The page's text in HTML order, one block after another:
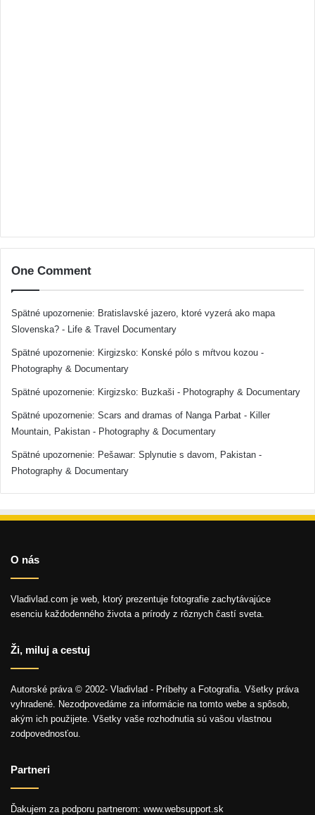
One Comment
Spätné upozornenie: Bratislavské jazero, ktoré vyzerá ako mapa
Slovenska? - Life & Travel Documentary
Spätné upozornenie: Kirgizsko: Konské pólo s mŕtvou kozou -
Photography & Documentary
Spätné upozornenie: Kirgizsko: Buzkaši - Photography & Documentary
Spätné upozornenie: Scars and dramas of Nanga Parbat - Killer
Mountain, Pakistan - Photography & Documentary
Spätné upozornenie: Pešawar: Splynutie s davom, Pakistan -
Photography & Documentary
O nás
Vladivlad.com je web, ktorý prezentuje fotografie zachytávajúce
esenciu každodenného života a prírody z rôznych častí sveta.
Ži, miluj a cestuj
Autorské práva © 2002- Vladivlad - Príbehy a Fotografia. Všetky práva
vyhradené. Nezodpovedáme za informácie na tomto webe a spôsob,
akým ich použijete. Všetky vaše rozhodnutia sú vašou vlastnou
zodpovednosťou.
Partneri
Ďakujem za podporu partnerom: www.websupport.sk